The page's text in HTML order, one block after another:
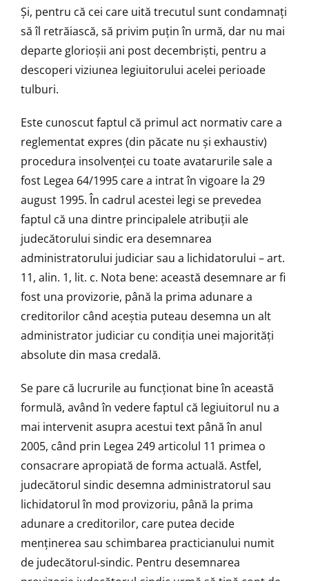
Și, pentru că cei care uită trecutul sunt condamnaţi
să îl retrăiască, să privim puțin în urmă, dar nu mai
departe glorioșii ani post decembriști, pentru a
descoperi viziunea legiuitorului acelei perioade
tulburi.
Este cunoscut faptul că primul act normativ care a
reglementat expres (din păcate nu și exhaustiv)
procedura insolvenței cu toate avatarurile sale a
fost Legea 64/1995 care a intrat în vigoare la 29
august 1995. În cadrul acestei legi se prevedea
faptul că una dintre principalele atribuții ale
judecătorului sindic era desemnarea
administratorului judiciar sau a lichidatorului – art.
11, alin. 1, lit. c. Nota bene: această desemnare ar fi
fost una provizorie, până la prima adunare a
creditorilor când aceștia puteau desemna un alt
administrator judiciar cu condiția unei majorități
absolute din masa credală.
Se pare că lucrurile au funcționat bine în această
formulă, având în vedere faptul că legiuitorul nu a
mai intervenit asupra acestui text până în anul
2005, când prin Legea 249 articolul 11 primea o
consacrare apropiată de forma actuală. Astfel,
judecătorul sindic desemna administratorul sau
lichidatorul în mod provizoriu, până la prima
adunare a creditorilor, care putea decide
menţinerea sau schimbarea practicianului numit
de judecătorul-sindic. Pentru desemnarea